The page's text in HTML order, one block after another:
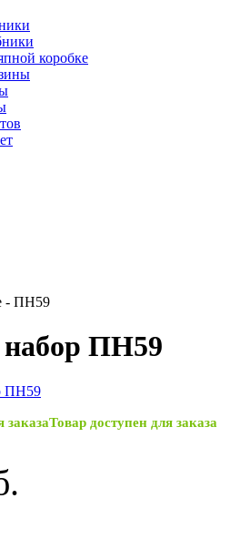
коробке
- ПН59
ПН59
Товар доступен для заказа